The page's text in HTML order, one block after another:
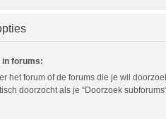
in forums:
het forum of de forums die je wil
doorzocht als je “Doorzoek